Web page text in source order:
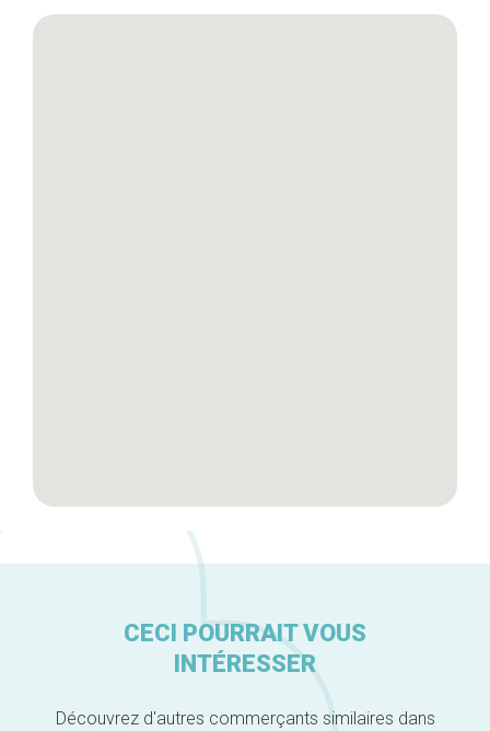
CECI POURRAIT VOUS
INTÉRESSER
Découvrez d'autres commerçants similaires dans